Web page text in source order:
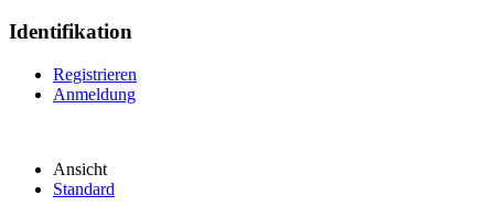
Identifikation
Registrieren
Anmeldung
Ansicht
Standard